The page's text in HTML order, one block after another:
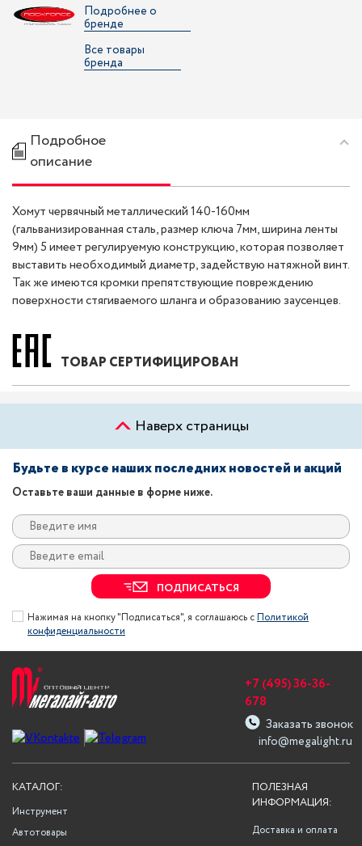
Подробнее о
бренде
Все товары
бренда
Подробное
описание
Хомут червячный металлический 140-160мм
(гальванизированная сталь, размер ключа 7мм, ширина ленты
9мм) 5 имеет регулируемую конструкцию, которая позволяет
выставить необходимый диаметр, задействую натяжной винт.
Так же имеются кромки препятствующие повреждению
поверхности стягиваемого шланга и образованию заусенцев.
ТОВАР СЕРТИФИЦИРОВАН
Наверх страницы
Будьте в курсе наших последних новостей и акций
Оставьте ваши данные в форме ниже.
ПОДПИСАТЬСЯ
Нажимая на кнопку "Подписаться", я соглашаюсь сПолитикой
конфиденциальности
info@megalight.ru
+7 (495) 36-36-
678
Заказать звонок
ПОЛЕЗНАЯ
ИНФОРМАЦИЯ:
Доставка и оплата
КАТАЛОГ:
Инструмент
Автотовары